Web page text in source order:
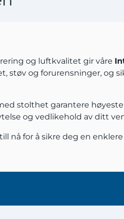
og luftkvalitet gir våre
støv og forurensninger, og
stolthet garantere høyeste
og vedlikehold av ditt
nå for å sikre deg en